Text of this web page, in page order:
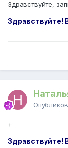
Здравствуйте,
Здравствуйте!
+
Здравствуйте!